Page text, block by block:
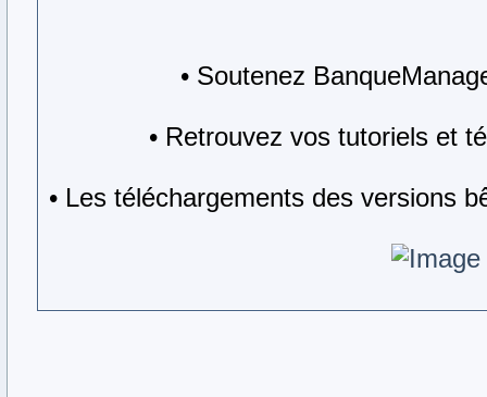
• Soutenez
• Retrouvez vos tutoriels et
• Les téléchargements des versions